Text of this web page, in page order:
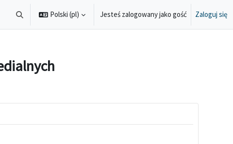
Przełącznik wyszukiwarki
Polski ‎(pl)‎ Jesteś zalogowany jako gość Zaloguj się